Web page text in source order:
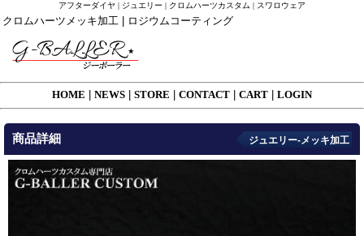
アフターダイヤ | ジュエリー | クロムハーツカスタム | スワロウェア
クロムハーツメッキ加工 | ロジウムコーティング
HOME NEWS STORE CONTACT CART LOGIN
商品詳細 ジュエリー-メッキ加工